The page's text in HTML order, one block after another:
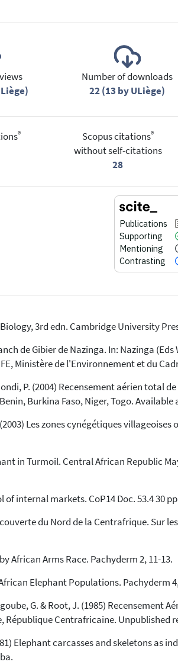
Number of downloads
22 (13 by ULiège)
® Scopus citations®
without self-citations
28
Publications
Supporting
Mentioning
Contrasting
52
2
37
Citing
Supporting
Mentioning
See how this article
Scite shows how a
has been cited by
classification
it supports,
the cited claim, and a
3rd edn. Cambridge University
de Gibier de Nazinga. In: Nazinga
Ministère de l'Environnement et du
P. (2004) Recensement aérien total
Benin, Burkina Faso, Niger, Togo.
Les zones cynégétiques
in Turmoil. Central African Republic
internal markets. CoP14 Doc. 53.4 30
du Nord de la Centrafrique. Sur
African Arms Race. Pachyderm 2, 11-13.
Elephant Populations. Pachyderm
G. & Root, J. (1985) Recensement
Centrafricaine. Unpublished
Elephant carcasses and skeletons as